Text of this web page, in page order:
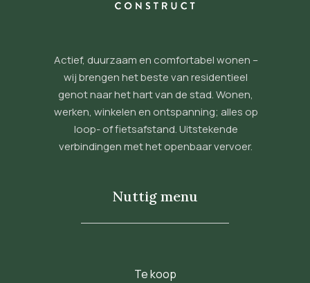
Actief, duurzaam en comfortabel wonen –
wij brengen het beste van residentieel
genot naar het hart van de stad. Wonen,
werken, winkelen en ontspanning; alles op
loop- of fietsafstand. Uitstekende
verbindingen met het openbaar vervoer.
Nuttig menu
Te koop